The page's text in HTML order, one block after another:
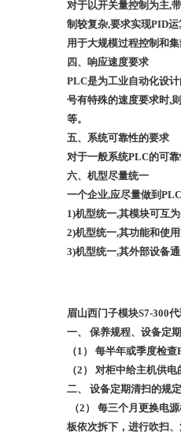
对于以开关量控制为主,
制较复杂,要求实现PID
用于大规模过程控制和
四、响应速度要求
PLC是为工业自动化设
号有特殊的速度要求时,
等。
五、系统可靠性的要求
对于一般系统PLC的可
六、机型尽量统一
一个企业,应尽量做到
1)机型统一,其模块可互
2)机型统一,其功能和使
3)机型统一,其外部设备
眉山西门子模块S7-300
一、 保养规程、设备定
（1） 每半年或季度检
（2） 对柜中给主机供
二、 设备定期清扫的规定
（2） 每三个月更换电
板依次拆下，进行吹扫